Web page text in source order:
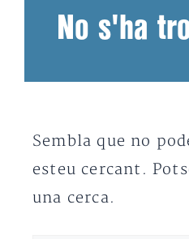
No s'ha
Sembla que no
esteu cercant.
una cerca.